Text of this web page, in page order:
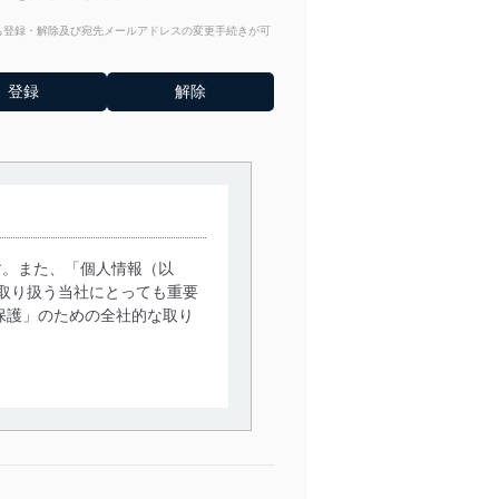
録・解除及び宛先メールアドレスの変更手続きが可
また、「個人情報（以
り扱う当社にとっても重要
」のための全社的な取り
用目的の達成に必要な範